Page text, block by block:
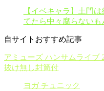
【イベキャラ】土門
てたら中々腐らないも
自サイトおすすめ記事
アミューズ ハンサムライブ
抜け無し封筒付
ヨガ チュニック